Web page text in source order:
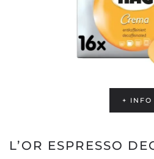
+ INFO
L’OR ESPRESSO